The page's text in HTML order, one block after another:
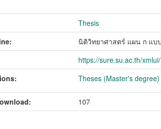
Thesis
นิติวิทยาศาสตร์ แผน ก แ
https://sure.su.ac.th/
Theses (Master's
107